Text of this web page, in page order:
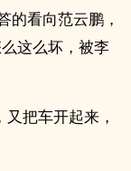
的看向范云鹏，
这么坏，被李
把车开起来，